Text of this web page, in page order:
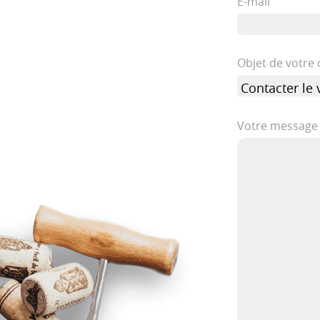
Objet de votre
Votre message